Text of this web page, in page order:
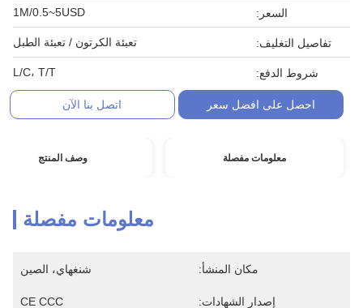
السعر: 1M/0.5~5USD
تفاصيل التغليف: تعبئة الكرتون / تعبئة الطبل
شروط الدفع: L/C، T/T
احصل على افضل سعر اتصل بنا الآن
معلومات مفصلة وصف المنتج
معلومات مفصلة
مكان المنشأ: شنغهاي، الصين
إصدار الشهادات: CE CCC